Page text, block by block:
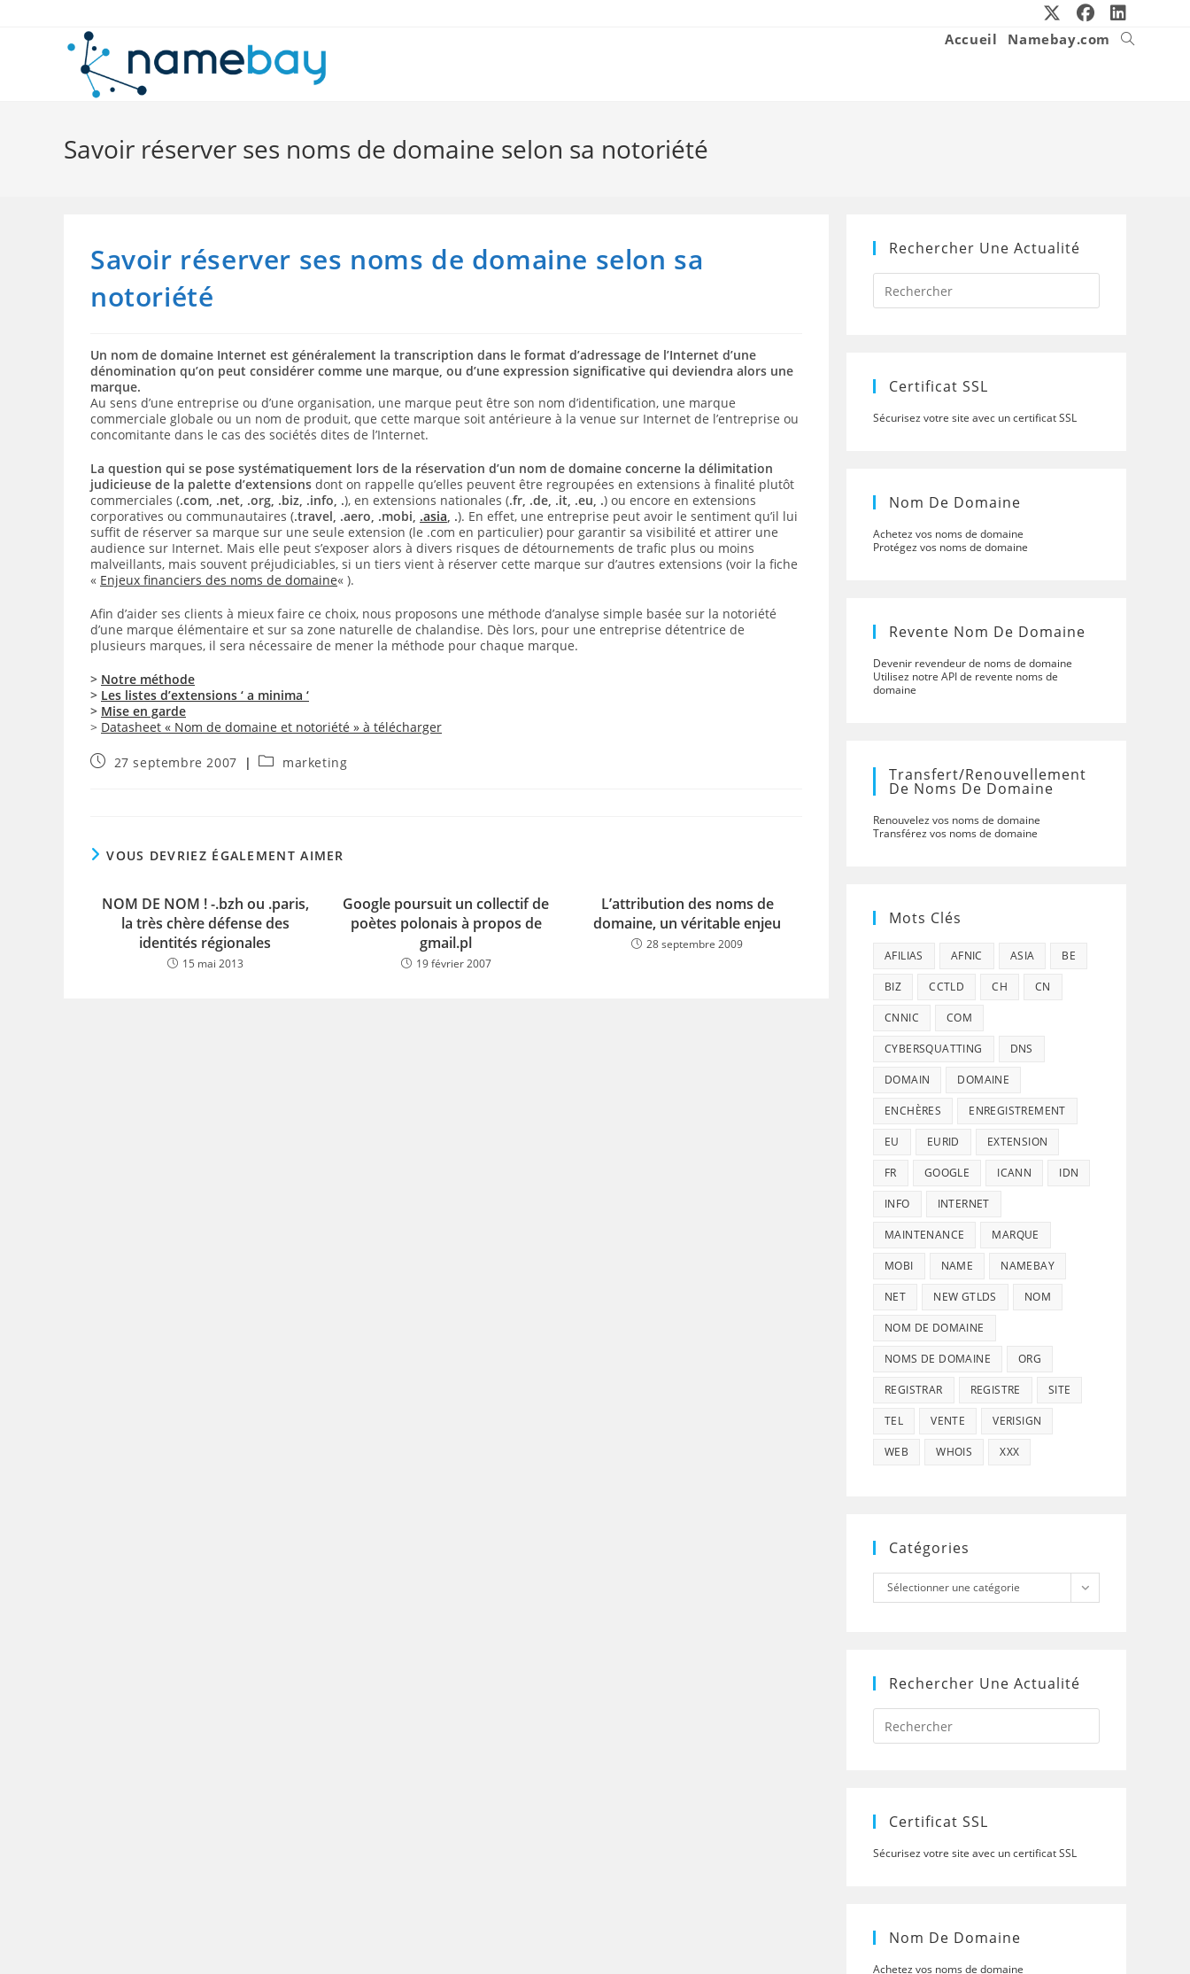
Accueil Namebay.com
Toggle
Savoir réserver ses noms de domaine selon sa notoriété
Savoir réserver ses noms de domaine selon sa
notoriété
Un nom de domaine Internet est généralement la transcription dans le format d’adressage de l’Internet d’une
dénomination qu’on peut considérer comme une marque, ou d’une expression significative qui deviendra alors une
marque.
Au sens d’une entreprise ou d’une organisation, une marque peut être son nom d’identification, une marque
commerciale globale ou un nom de produit, que cette marque soit antérieure à la venue sur Internet de l’entreprise ou
concomitante dans le cas des sociétés dites de l’Internet.
La question qui se pose systématiquement lors de la réservation d’un nom de domaine concerne la délimitation
judicieuse de la palette d’extensions dont on rappelle qu’elles peuvent être regroupées en extensions à finalité plutôt
commerciales (.com, .net, .org, .biz, .info, .), en extensions nationales (.fr, .de, .it, .eu, .) ou encore en extensions
corporatives ou communautaires (.travel, .aero, .mobi, .asia, .). En effet, une entreprise peut avoir le sentiment qu’il lui
suffit de réserver sa marque sur une seule extension (le .com en particulier) pour garantir sa visibilité et attirer une
audience sur Internet. Mais elle peut s’exposer alors à divers risques de détournements de trafic plus ou moins
malveillants, mais souvent préjudiciables, si un tiers vient à réserver cette marque sur d’autres extensions (voir la fiche
« Enjeux financiers des noms de domaine« ).
Afin d’aider ses clients à mieux faire ce choix, nous proposons une méthode d’analyse simple basée sur la notoriété
d’une marque élémentaire et sur sa zone naturelle de chalandise. Dès lors, pour une entreprise détentrice de
plusieurs marques, il sera nécessaire de mener la méthode pour chaque marque.
> Notre méthode
> Les listes d’extensions ‘ a minima ‘
> Mise en garde
> Datasheet « Nom de domaine et notoriété » à télécharger
Publication
27 septembre 2007
Postmarketing
VOUS DEVRIEZ ÉGALEMENT AIMER
NOM DE NOM ! -.bzh ou .paris,
la très chère défense des
identités régionales
15 mai 2013
Google poursuit un collectif de
poètes polonais à propos de
gmail.pl
19 février 2007
L’attribution des noms de
domaine, un véritable enjeu
28 septembre 2009
Rechercher Une Actualité
Press
to
Certificat SSL
Sécurisez votre site avec un certificat SSL
Nom De Domaine
Achetez vos noms de domaine
Protégez vos noms de domaine
Revente Nom De Domaine
Devenir revendeur de noms de domaine
Utilisez notre API de revente noms de
domaine
Transfert/renouvellement
De Noms De Domaine
Renouvelez vos noms de domaine
Transférez vos noms de domaine
Mots Clés
AFILIAS AFNIC ASIA BE
BIZ CCTLD CH CN
CNNIC COM
CYBERSQUATTING DNS
DOMAIN DOMAINE
ENCHÈRES ENREGISTREMENT
EU EURID EXTENSION
FR GOOGLE ICANN IDN
INFO INTERNET
MAINTENANCE MARQUE
MOBI NAME NAMEBAY
NET NEW GTLDS NOM
NOM DE DOMAINE
NOMS DE DOMAINE ORG
REGISTRAR REGISTRE SITE
TEL VENTE VERISIGN
WEB WHOIS XXX
Catégories
Catégories
Sélectionner une catégorie
Rechercher Une Actualité
Press
to
Certificat SSL
Sécurisez votre site avec un certificat SSL
Nom De Domaine
Achetez vos noms de domaine